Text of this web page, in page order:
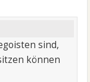
sind,
können